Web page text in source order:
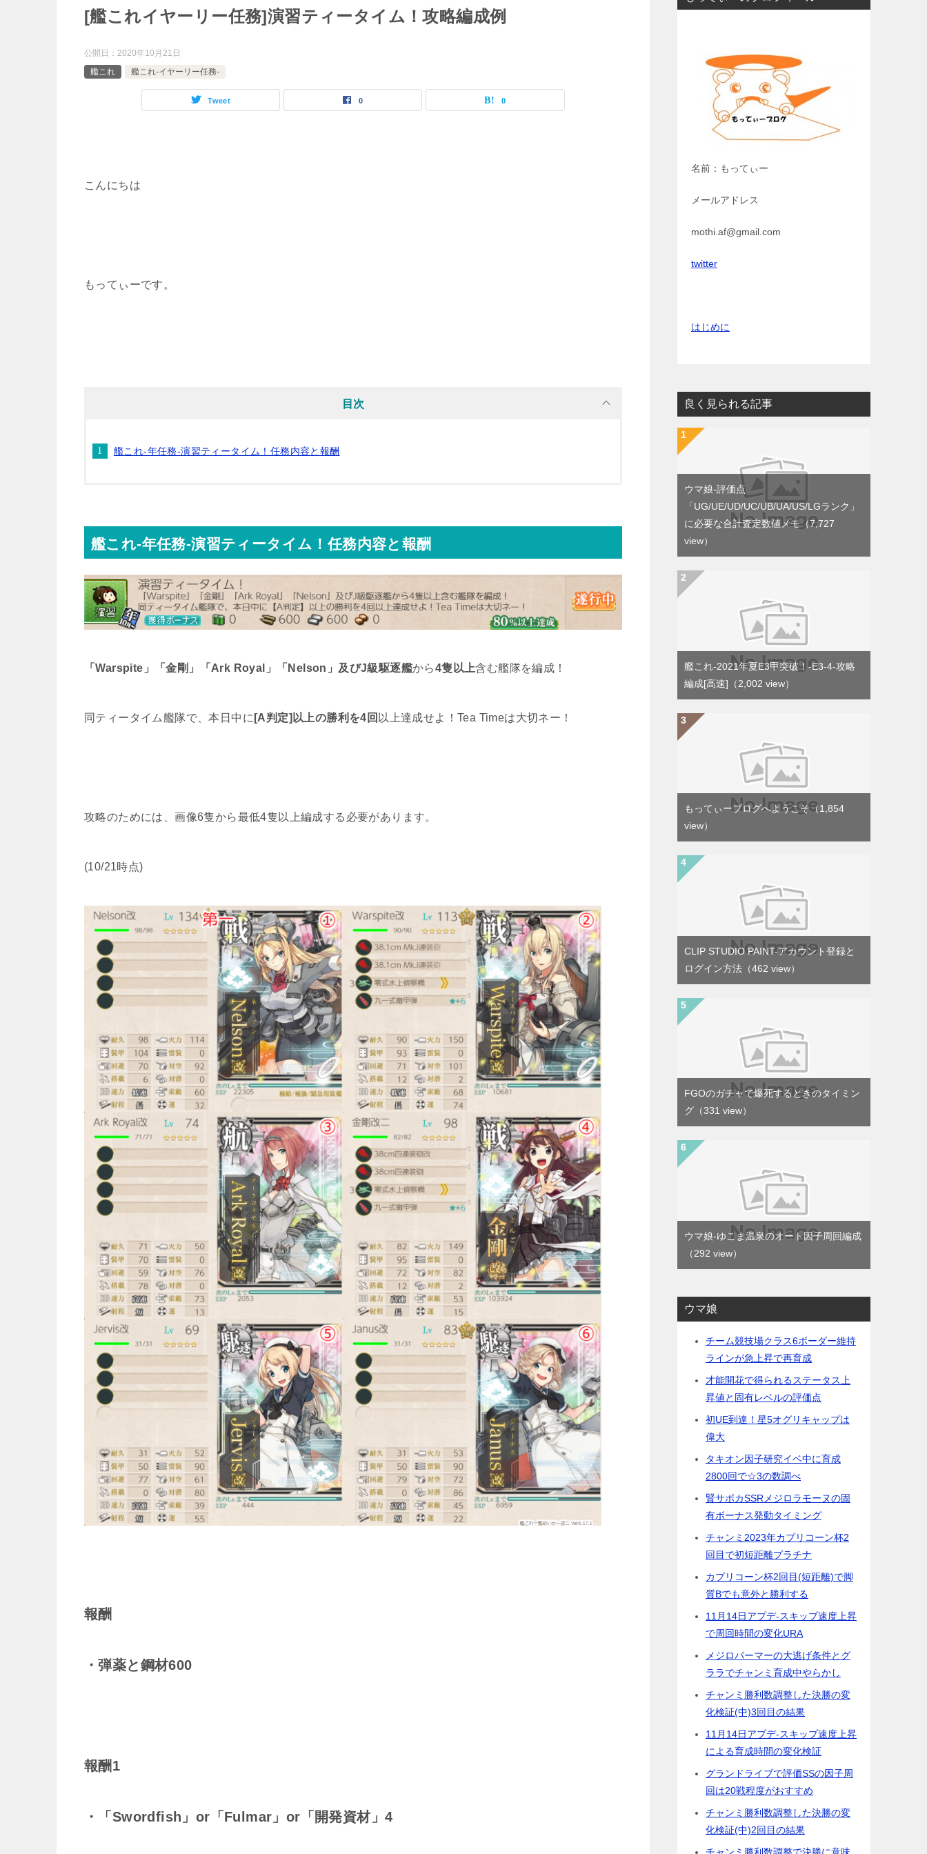
[艦これイヤーリー任務]演習ティータイム！攻略編成例
公開日： 2020年10月21日
艦これ
艦これ-イヤーリー任務-
Tweet 0 0
こんにちは
もってぃーです。
目次
艦これ-年任務-演習ティータイム！任務内容と報酬
艦これ-年任務-演習ティータイム！任務内容と報酬
「Warspite」「金剛」「Ark Royal」「Nelson」及びJ級駆逐艦から4隻以上含む艦隊を編成！
同ティータイム艦隊で、本日中に [A判定]以上の勝利を4回 以上達成せよ！Tea Timeは大切ネー！
攻略のためには、画像6隻から最低4隻以上編成する必要があります。
(10/21時点)
報酬
・弾薬と鋼材600
報酬1
・「Swordfish」or「Fulmar」or「開発資材」4
名前：もってぃー
メールアドレス
mothi.af@gmail.com
twitter
はじめに
良く見られる記事
ウマ娘-評価点
「UG/UE/UD/UC/UB/UA/US/LGランク」
に必要な合計査定数値メモ（7,727
view）
艦これ-2021年夏E3甲突破！-E3-4-攻略
編成[高速] （2,002 view）
もってぃーブログへようこそ（1,854
view）
CLIP STUDIO PAINT-アカウント登録と
ログイン方法 （462 view）
FGOのガチャで爆死するときのタイミン
グ （331 view）
ウマ娘-ゆこま温泉のオート因子周回編成
（292 view）
ウマ娘
チーム競技場クラス6ボーダー維持
ラインが急上昇で再育成
才能開花で得られるステータス上
昇値と固有レベルの評価点
初UE到達！星5オグリキャップは
偉大
タキオン因子研究イベ中に育成
2800回で☆3の数調べ
賢サポカSSRメジロラモーヌの固
有ボーナス発動タイミング
チャンミ2023年カプリコーン杯2
回目で初短距離プラチナ
カプリコーン杯2回目(短距離)で脚
質Bでも意外と勝利する
11月14日アプデ-スキップ速度上昇
で周回時間の変化URA
メジロパーマーの大逃げ条件とグ
ララでチャンミ育成中やらかし
チャンミ勝利数調整した決勝の変
化検証(中)3回目の結果
11月14日アプデ-スキップ速度上昇
による育成時間の変化検証
グランドライブで評価SSの因子周
回は20戦程度がおすすめ
チャンミ勝利数調整した決勝の変
化検証(中)2回目の結果